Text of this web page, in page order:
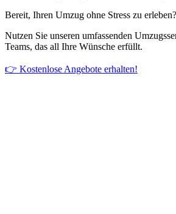
Bereit, Ihren Umzug ohne Stress zu erleben?
Nutzen Sie unseren umfassenden
Teams, das all Ihre Wünsche erfüllt.
👉 Kostenlose Angebote erhalten!